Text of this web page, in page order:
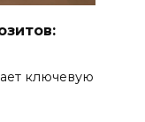
ключевую